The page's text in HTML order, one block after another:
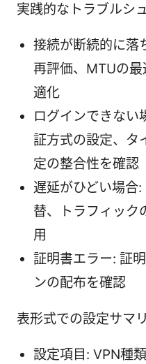
実践的なトラブルシ
接続が断続的に落
再評価、MTUの
適化
ログインできない
証方式の設定、タ
定の整合性を確認
遅延がひどい場合
替、トラフィック
用
証明書エラー: 証
ンの配布を確認
表形式での設定サマリ
設定項目: VPN種